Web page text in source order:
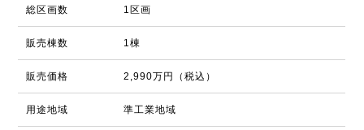
総区画数 1区画
販売棟数 1棟
販売価格 2,990万円（税込）
用途地域 準工業地域